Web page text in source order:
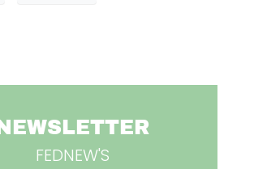
NEWSLETTER
FEDNEW'S